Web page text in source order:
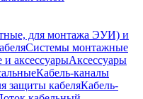
для монтажа ЭУИ) и
Системы монтажные
аксессуарыАксессуары
Кабель-каналы
защиты кабеляКабель-